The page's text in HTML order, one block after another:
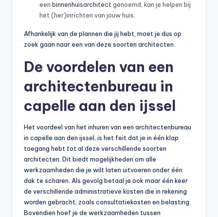
een binnenhuisarchitect genoemd, kan je helpen bij
het (her)inrichten van jouw huis.
Afhankelijk van de plannen die jij hebt, moet je dus op
zoek gaan naar een van deze soorten architecten.
De voordelen van een
architectenbureau in
capelle aan den ijssel
Het voordeel van het inhuren van een architectenbureau
in capelle aan den ijssel, is het feit dat je in één klap
toegang hebt tot al deze verschillende soorten
architecten. Dit biedt mogelijkheden om alle
werkzaamheden die je wilt laten uitvoeren onder één
dak te scharen. Als gevolg betaal je ook maar één keer
de verschillende administratieve kosten die in rekening
worden gebracht, zoals consultatiekosten en belasting.
Bovendien hoef je de werkzaamheden tussen